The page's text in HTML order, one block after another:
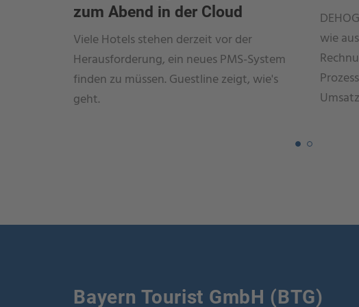
zum Abend in der Cloud
Viele Hotels stehen derzeit vor der
Herausforderung, ein neues PMS-System
finden zu müssen. Guestline zeigt, wie's
geht.
wie
Bayern Tourist GmbH (BTG)